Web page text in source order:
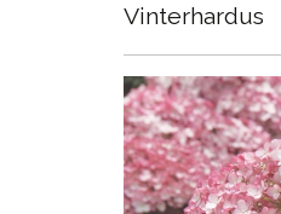
Vinterhardus